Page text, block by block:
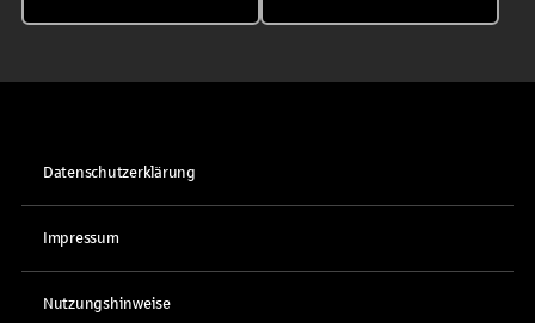
Datenschutzerklärung
Impressum
Nutzungshinweise